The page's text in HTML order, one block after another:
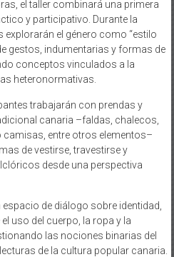
el taller combinará una primera
y participativo. Durante la
el género como “estilo
gestos, indumentarias y formas de
conceptos vinculados a la
heteronormativas.
trabajarán con prendas y
canaria –faldas, chalecos,
entre otros elementos–
de vestirse, travestirse y
desde una perspectiva
espacio de diálogo sobre identidad,
uso del cuerpo, la ropa y la
las nociones binarias del
de la cultura popular canaria.